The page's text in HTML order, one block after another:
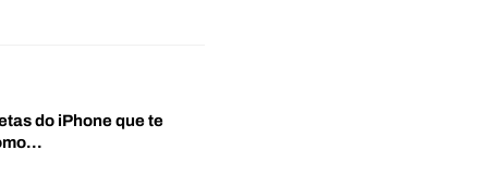
do iPhone que te